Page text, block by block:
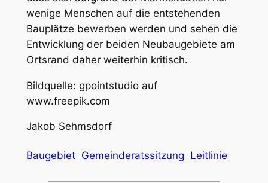
wenige Menschen auf die entstehenden
Bauplätze bewerben werden und sehen die
Entwicklung der beiden Neubaugebiete am
Ortsrand daher weiterhin kritisch.
Bildquelle: gpointstudio auf
www.freepik.com
Jakob Sehmsdorf
Baugebiet Gemeinderatssitzung Leitlinie